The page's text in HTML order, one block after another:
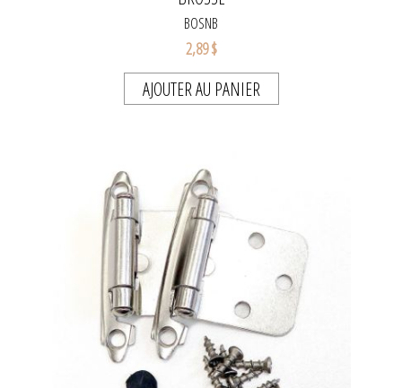
BOSNB
2,89 $
AJOUTER AU PANIER